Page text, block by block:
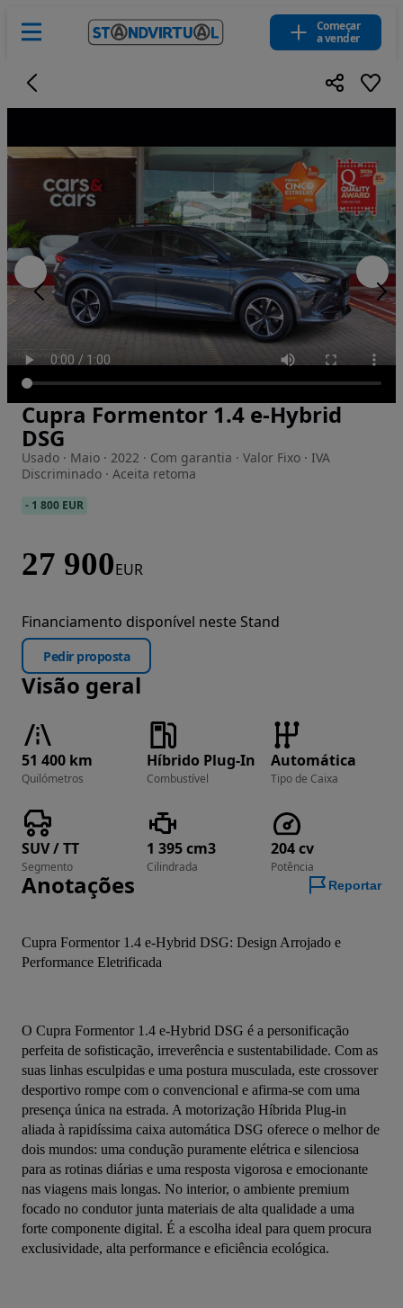
Começar
a vender
Imagem 1 de 13
Cupra Formentor 1.4 e-Hybrid
DSG
Usado · Maio · 2022 · Com garantia · Valor Fixo · IVA
Discriminado · Aceita retoma
- 1 800 EUR
27 900EUR
Financiamento disponível neste Stand
Pedir proposta
Visão geral
51 400 km
Quilómetros
Híbrido Plug-In
Combustível
Automática
Tipo de Caixa
SUV / TT
Segmento
1 395 cm3
Cilindrada
204 cv
Potência
Anotações Reportar
Cupra Formentor 1.4 e-Hybrid DSG: Design Arrojado e
Performance Eletrificada
O Cupra Formentor 1.4 e-Hybrid DSG é a personificação
perfeita de sofisticação, irreverência e sustentabilidade. Com as
suas linhas esculpidas e uma postura musculada, este crossover
desportivo rompe com o convencional e afirma-se com uma
presença única na estrada. A motorização Híbrida Plug-in
aliada à rapidíssima caixa automática DSG oferece o melhor de
dois mundos: uma condução puramente elétrica e silenciosa
para as rotinas diárias e uma resposta vigorosa e emocionante
nas viagens mais longas. No interior, o ambiente premium
focado no condutor junta materiais de alta qualidade a uma
forte componente digital. É a escolha ideal para quem procura
exclusividade, alta performance e eficiência ecológica.